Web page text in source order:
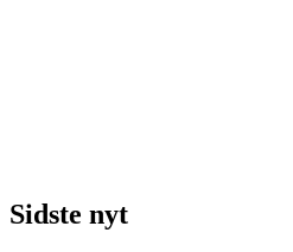
Sidste nyt